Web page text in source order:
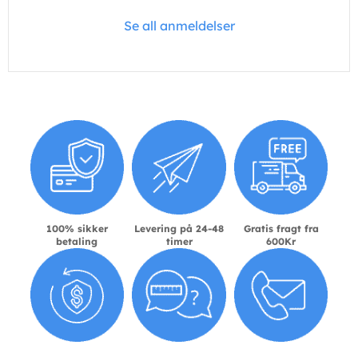
Se all anmeldelser
100% sikker
betaling
Levering på 24-48
timer
Gratis fragt fra
600Kr